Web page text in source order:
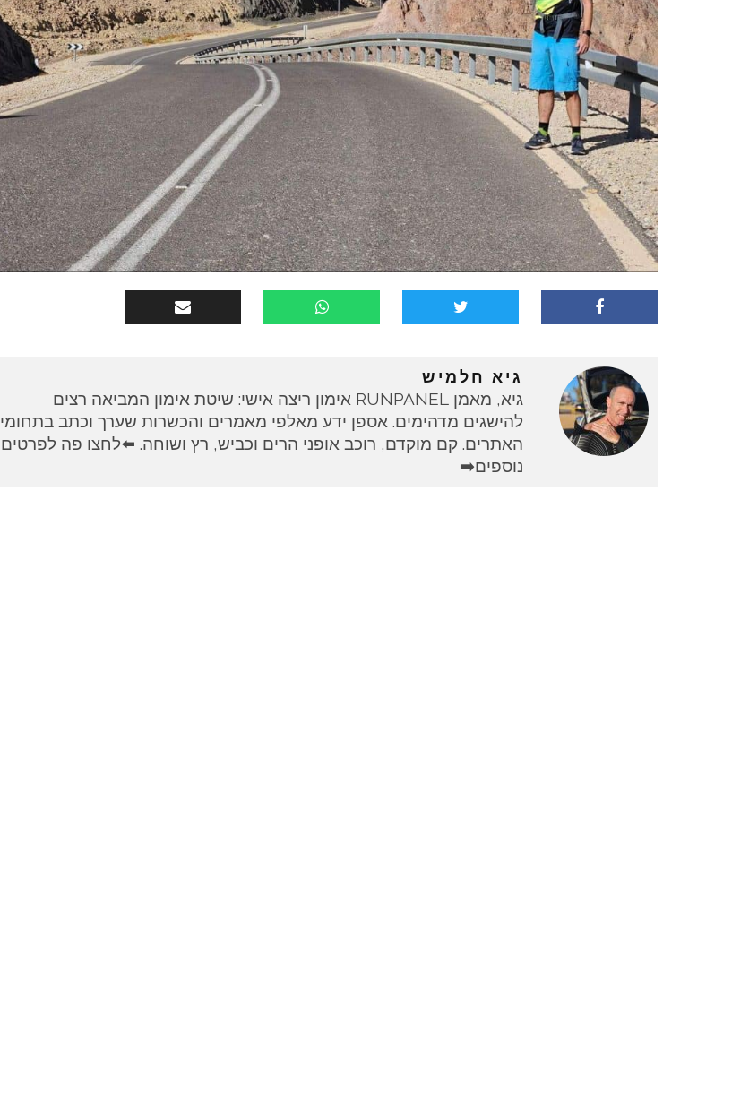
גיא חלמיש
גיא, מאמן RUNPANEL אימון ריצה אישי: שיטת אימון המביאה רצים
להישגים מדהימים. אספן ידע מאלפי מאמרים והכשרות שערך וכתב בתחומי
האתרים. קם מוקדם, רוכב אופני הרים וכביש, רץ ושוחה. ⬅️לחצו פה לפרטים
נוספים➡️